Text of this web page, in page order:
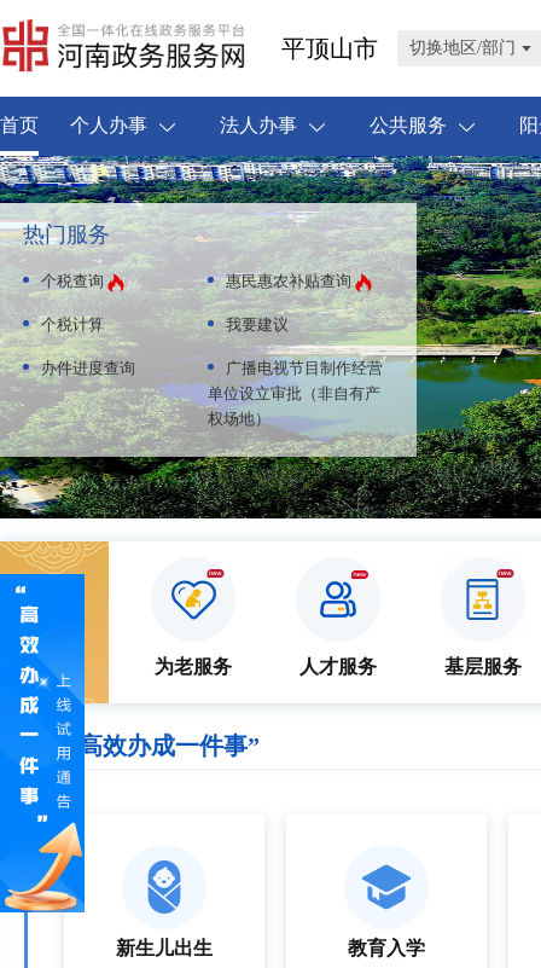
平顶山市 切换地区/部门
首页 个人办事 法人办事 公共服务
热门服务
个税查询
惠民惠农补贴查询
个税计算
我要建议
办件进度查询
广播电视节目制作经营
单位设立审批（非自有产
权场地）
特色
服务
防疫专区 为老服务 人才服务 基层服务
“高效办成一件事”
新生儿出生 教育入学